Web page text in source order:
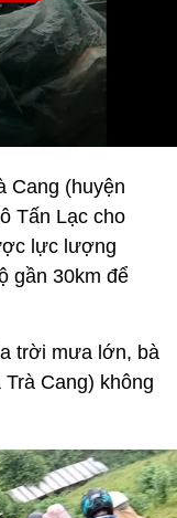
Cang (huyện
Tấn Lạc cho
lực lượng
gần 30km để
trời mưa lớn, bà
Cang) không